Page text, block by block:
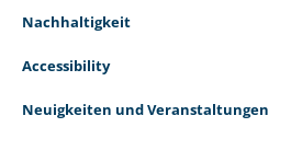
Nachhaltigkeit
Accessibility
Neuigkeiten und Veranstaltungen